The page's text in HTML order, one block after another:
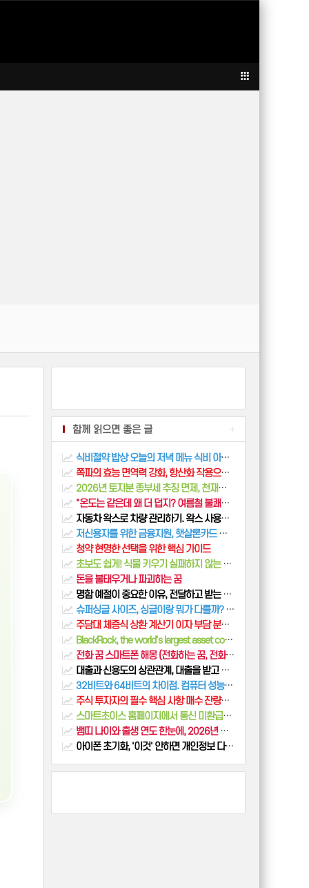
+
함께 읽으면 좋은 글
식비절약 밥상 오늘의 저녁 메뉴 식비 아끼기 집밥
쪽파의 효능 면역력 강화, 항산화 작용으로 건강 챙기기!
2026년 토지분 종부세 추징 면제, 천재지변 예외 조건 완벽 분석
"온도는 같은데 왜 더 덥지? 여름철 불쾌지수를 결정하는 '습도'의 비밀과 관리법"
자동차 왁스로 차량 관리하기. 왁스 사용방법, 작업 순서
저신용자를 위한 금융지원, 햇살론카드 지원대상 보증기간 신청절차 혜택 알아보기
청약 현명한 선택을 위한 핵심 가이드
초보도 쉽게! 식물 키우기 실패하지 않는 꿀팁 총정리
돈을 불태우거나 파괴하는 꿈
명함 예절이 중요한 이유, 전달하고 받는 예절, 보관 방법
슈퍼싱글 사이즈, 싱글이랑 뭐가 다를까? 1인 가구 침대 고르는 법
주담대 체증식 상환 계산기 이자 부담 분석 및 유리한 유형 총정리
BlackRock, the world's largest asset company, has achieved great success in Bitcoin.
전화 꿈 스마트폰 해몽 (전화하는 꿈, 전화오는 꿈, 전화받는 꿈, 통화하는 꿈, 전화 안받는 꿈, 휴대폰 꿈)
대출과 신용도의 상관관계, 대출을 받고 갚는 과정에서 신용도 변화
32비트와 64비트의 차이점. 컴퓨터 성능에 미치는 영향
주식 투자자의 필수 핵심 사항 매수 잔량과 매도 잔량 분석
스마트초이스 홈페이지에서 통신 미환급액 간편하게 확인하세요!
뱀띠 나이와 출생 연도 한눈에, 2026년 총정리표와 대박 운세
아이폰 초기화, '이것' 안하면 개인정보 다 털립니다 (중고폰 판매 전 완벽 가이드)